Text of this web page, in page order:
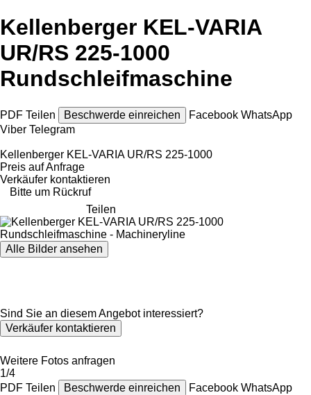
Kellenberger KEL-VARIA
UR/RS 225-1000
Rundschleifmaschine
PDF Teilen Beschwerde einreichen Facebook WhatsApp
Viber Telegram
Kellenberger KEL-VARIA UR/RS 225-1000
Preis auf Anfrage
Verkäufer kontaktieren
Bitte um Rückruf
Teilen
Alle Bilder ansehen
Sind Sie an diesem Angebot interessiert?
Verkäufer kontaktieren
Weitere Fotos anfragen
1/4
PDF Teilen Beschwerde einreichen Facebook WhatsApp